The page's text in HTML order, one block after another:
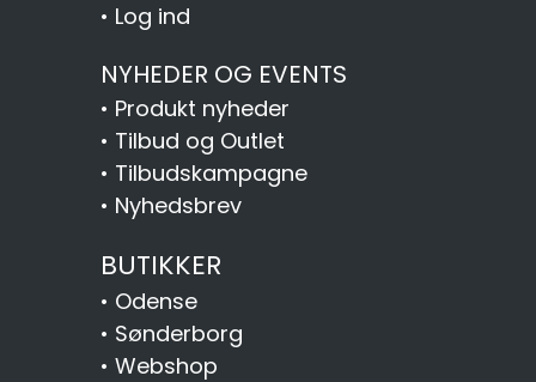
• Log ind
NYHEDER OG EVENTS
• Produkt nyheder
• Tilbud og Outlet
• Tilbudskampagne
• Nyhedsbrev
BUTIKKER
• Odense
• Sønderborg
• Webshop